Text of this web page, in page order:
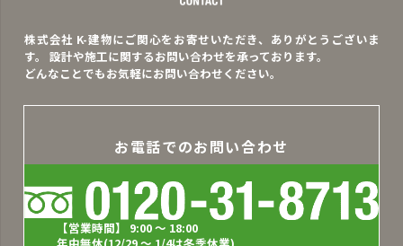
株式会社 K-建物にご関心をお寄せいただき、ありがとうございま
す。
設計や施工に関するお問い合わせを承っております。
どんなことでもお気軽にお問い合わせください。
お電話でのお問い合わせ
【営業時間】 9:00 ～ 18:00